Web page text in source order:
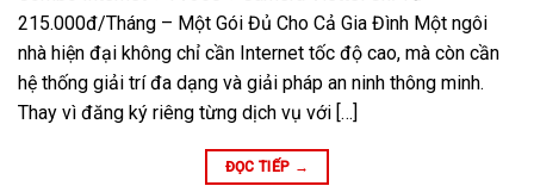
215.000đ/Tháng – Một Gói Đủ Cho Cả Gia Đình Một ngôi
nhà hiện đại không chỉ cần Internet tốc độ cao, mà còn cần
hệ thống giải trí đa dạng và giải pháp an ninh thông minh.
Thay vì đăng ký riêng từng dịch vụ với […]
ĐỌC TIẾP →